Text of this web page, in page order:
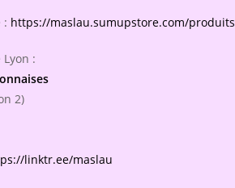
: https://maslau.sumupstore.com/produits
:
2)
linktr.ee/maslau